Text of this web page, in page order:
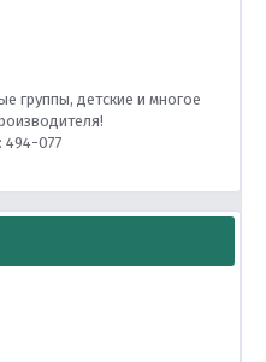
группы, детские и многое
494-077